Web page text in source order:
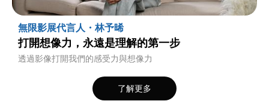
無限影展代言人・林予晞
打開想像力，永遠是理解的第一步
透過影像打開我們的感受力與想像力
了解更多